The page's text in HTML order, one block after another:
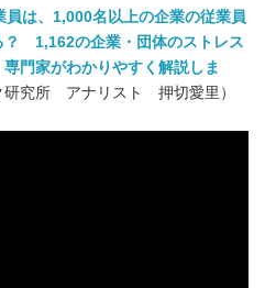
は、 1,000名以上の企業の従業員
？ 1,162の企業・団体のストレス
門家がわかりやすく解説しま
研究所 アナリスト 押切愛里）